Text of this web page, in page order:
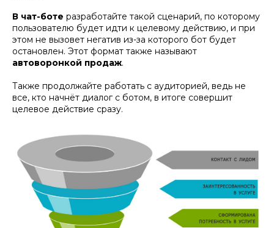
В чат-боте разработайте такой сценарий, по которому
пользователю будет идти к целевому действию, и при
этом не вызовет негатив из-за которого бот будет
остановлен. Этот формат также называют
автоворонкой продаж.
Также продолжайте работать с аудиторией, ведь не
все, кто начнёт диалог с ботом, в итоге совершит
целевое действие сразу.